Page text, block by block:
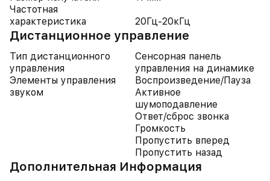
Частотная
характеристика
20Гц-20кГц
Дистанционное управление
Тип дистанционного
управления
Сенсорная панель
управления на динамике
Элементы управления
звуком
Воспроизведение/Пауза
Активное
шумоподавление
Ответ/сброс звонка
Громкость
Пропустить вперед
Пропустить назад
Дополнительная Информация